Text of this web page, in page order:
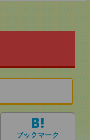
ブックマーク